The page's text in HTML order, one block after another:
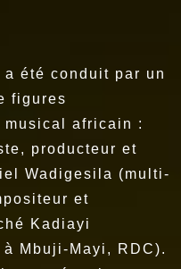
été conduit par un
figures
musical africain :
producteur et
Wadigesila (multi-
et
Kadiayi
Mbuji-Mayi, RDC).